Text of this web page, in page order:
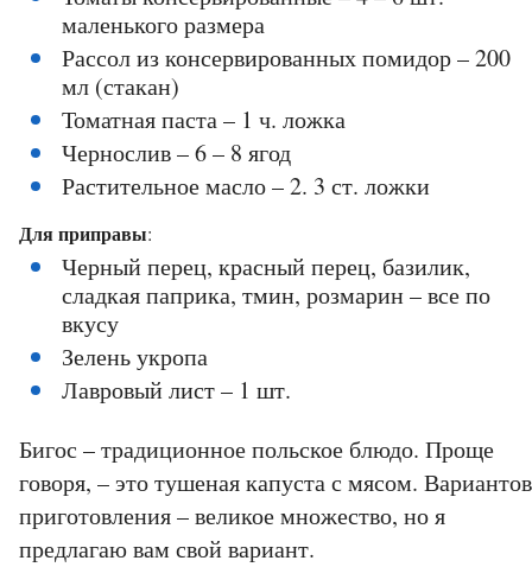
маленького размера
Рассол из консервированных помидор – 200
мл (стакан)
Томатная паста – 1 ч. ложка
Чернослив – 6 – 8 ягод
Растительное масло – 2. 3 ст. ложки
Для приправы:
Черный перец, красный перец, базилик,
сладкая паприка, тмин, розмарин – все по
вкусу
Зелень укропа
Лавровый лист – 1 шт.
Бигос – традиционное польское блюдо. Проще
говоря, – это тушеная капуста с мясом. Вариантов
приготовления – великое множество, но я
предлагаю вам свой вариант.